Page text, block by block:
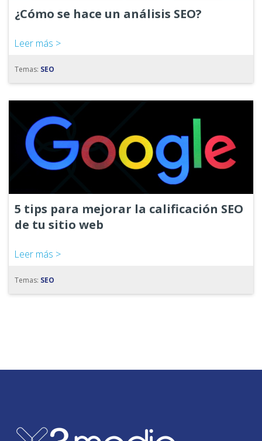
¿Cómo se hace un análisis SEO?
Leer más >
Temas: SEO
5 tips para mejorar la calificación SEO
de tu sitio web
Leer más >
Temas: SEO